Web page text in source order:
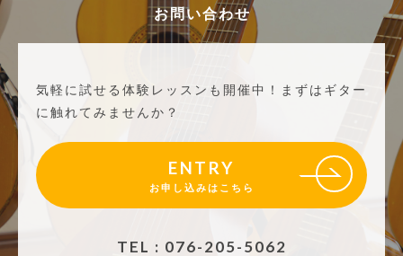
お問い合わせ
気軽に試せる体験レッスンも開催中！
まずはギター
に触れてみませんか？
ENTRY
お申し込みはこちら
TEL : 076-205-5062